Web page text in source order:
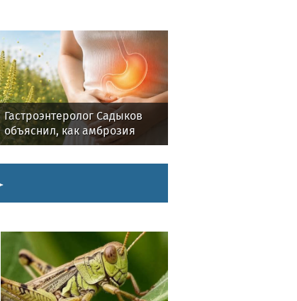
Гастроэнтеролог Садыков
объяснил, как амброзия
может влиять на ЖКТ